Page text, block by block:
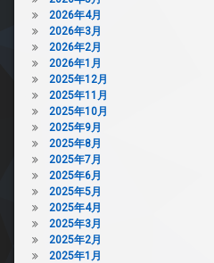
2026年4月
2026年3月
2026年2月
2026年1月
2025年12月
2025年11月
2025年10月
2025年9月
2025年8月
2025年7月
2025年6月
2025年5月
2025年4月
2025年3月
2025年2月
2025年1月